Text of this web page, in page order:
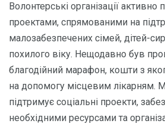
Волонтерські організації
проектами, спрямованими на
малозабезпечених сімей, дітей-
похилого віку. Нещодавно був
благодійний марафон, кошти з
на допомогу місцевим лікарням.
підтримує соціальні проекти,
необхідними ресурсами та